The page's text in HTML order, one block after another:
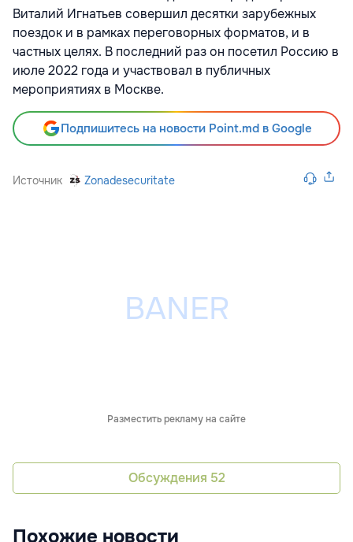
Виталий Игнатьев совершил десятки зарубежных
поездок и в рамках переговорных форматов, и в
частных целях. В последний раз он посетил Россию в
июле 2022 года и участвовал в публичных
мероприятиях в Москве.
Подпишитесь на новости Point.md в Google
Источник Zonadesecuritate
Разместить рекламу на сайте
Обсуждения 52
Похожие новости